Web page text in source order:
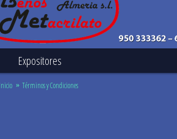
Expositores
Inicio Términos y Condiciones